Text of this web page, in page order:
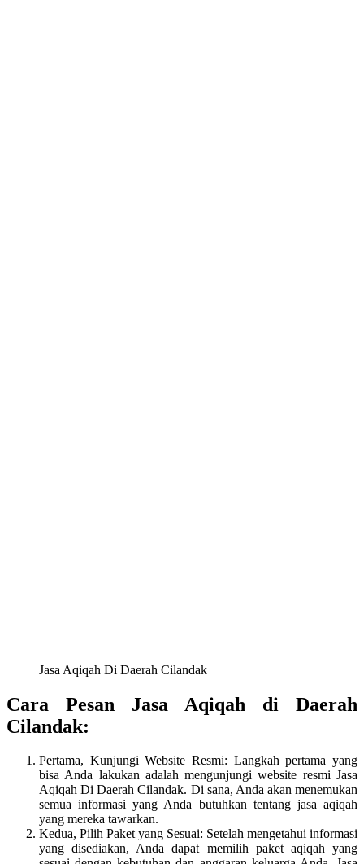
Jasa Aqiqah Di Daerah Cilandak
Cara Pesan Jasa Aqiqah di Daerah
Cilandak:
Pertama, Kunjungi Website Resmi: Langkah pertama yang
bisa Anda lakukan adalah mengunjungi website resmi Jasa
Aqiqah Di Daerah Cilandak. Di sana, Anda akan menemukan
semua informasi yang Anda butuhkan tentang jasa aqiqah
yang mereka tawarkan.
Kedua, Pilih Paket yang Sesuai: Setelah mengetahui informasi
yang disediakan, Anda dapat memilih paket aqiqah yang